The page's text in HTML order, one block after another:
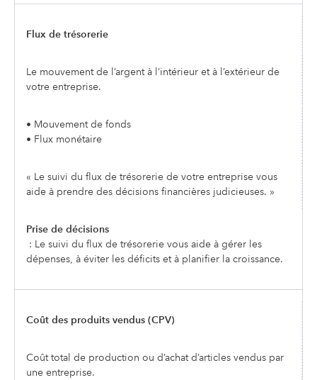
Flux de trésorerie
Le mouvement de l’argent à l’intérieur et à l’extérieur de
votre entreprise.
• Mouvement de fonds
• Flux monétaire
« Le suivi du flux de trésorerie de votre entreprise vous
aide à prendre des décisions financières judicieuses. »
Prise de décisions
: Le suivi du flux de trésorerie vous aide à gérer les
dépenses, à éviter les déficits et à planifier la croissance.
Coût des produits vendus (CPV)
Coût total de production ou d’achat d’articles vendus par
une entreprise.